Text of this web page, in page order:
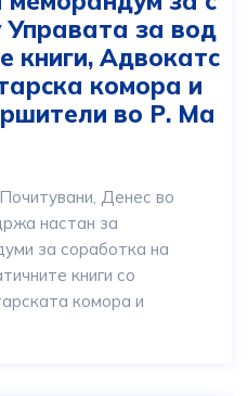
Управата за вод
книги, Адвокатс
комора и
во Р. Ма
Денес во
настан за
за соработка на
книги со
комора и